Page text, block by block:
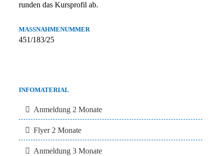
runden das Kursprofil ab.
MASSNAHMENUMMER
451/183/25
INFOMATERIAL
Anmeldung 2 Monate
Flyer 2 Monate
Anmeldung 3 Monate